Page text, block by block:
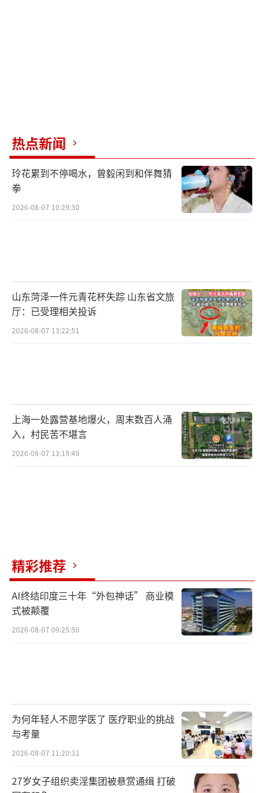
热点新闻
玲花累到不停喝水，曾毅闲到和伴舞猜
拳
2026-08-07 10:29:30
山东菏泽一件元青花杯失踪 山东省文旅
厅：已受理相关投诉
2026-08-07 13:22:51
上海一处露营基地爆火，周末数百人涌
入，村民苦不堪言
2026-08-07 13:19:49
精彩推荐
AI终结印度三十年“外包神话” 商业模
式被颠覆
2026-08-07 09:25:50
为何年轻人不愿学医了 医疗职业的挑战
与考量
2026-08-07 11:20:31
27岁女子组织卖淫集团被悬赏通缉 打破